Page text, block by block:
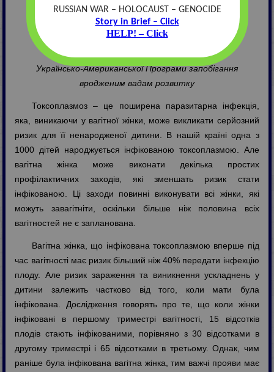
Інформація для батьків
Генрих Євгенович Шимонович
Спеціаліст з інформаційного забезпечення
Українсько-Американської Програми запобігання
вродженим вадам розвитку
Токсоплазмоз – це поширена паразитарна інфекція,
яка, виникаючи у вагітної жінки, може викликати серйозний
ризик для її ненародженої дитини. В нашій країні одна з
1000 дітей народжується інфікованою токсоплазмою. Але
вагітна жінка може виконати декілька простих
профілактичних заходів, які зменшать ризик стати
інфікованою. Ці заходи повинні виконувати всі жінки, які
можуть завагітніти, оскільки більше ніж половина всіх
вагітностей не є запланована.
Вагітна жінка, що інфікована токсоплазмою вперше під
час вагітності має ризик більший ніж 40% передати інфекцію
плоду. Але ризик зараження та виникнення ускладнень у
дитини залежить частково від того, коли мати була
інфікована. Дослідження говорять про те, що коли жінки
інфіковані в першому триместрі вагітності, 15 відсотків
плодів стають інфікованими, порівняно з 30 відсотками в
другому триместрі і 65 відсотками в третьому. Однак, чим
раніше була інфікована вагітна жінка, тим важчі прояви має
RUSSIAN WAR – HOLOCAUST – GENOCIDE
Story in Brief – Click
HELP! – Click